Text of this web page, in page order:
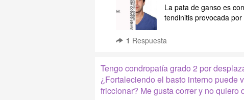
La pata de ganso es
tendinitis provocada
1 Respuesta
Tengo condropatía grado 2 por
¿Fortaleciendo el basto interno puede
friccionar? Me gusta correr y no quiero